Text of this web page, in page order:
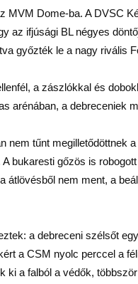
MVM Dome-ba. A DVSC
az ifjúsági BL négyes
győzték le a nagy rivális
a zászlókkal és
arénában, a debreceniek
nem tűnt megilletődöttnek
bukaresti gőzös is
átlövésből nem ment, a
a debreceni szélsőt
a CSM nyolc perccel a
ki a falból a védők,